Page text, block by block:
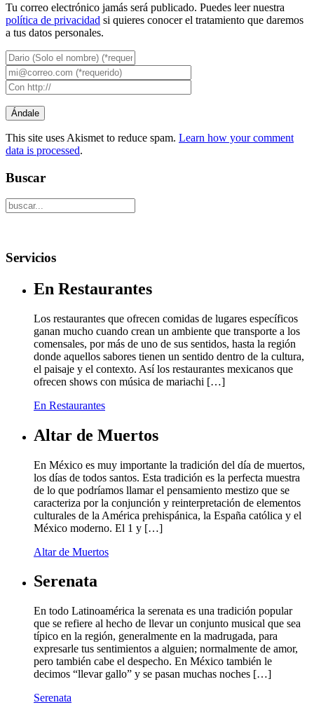
Tu correo electrónico jamás será publicado. Puedes leer nuestra
política de privacidad si quieres conocer el tratamiento que daremos
a tus datos personales.
This site uses Akismet to reduce spam. Learn how your comment
data is processed.
Buscar
Servicios
En Restaurantes
Los restaurantes que ofrecen comidas de lugares específicos
ganan mucho cuando crean un ambiente que transporte a los
comensales, por más de uno de sus sentidos, hasta la región
donde aquellos sabores tienen un sentido dentro de la cultura,
el paisaje y el contexto. Así los restaurantes mexicanos que
ofrecen shows con música de mariachi […]
En Restaurantes
Altar de Muertos
En México es muy importante la tradición del día de muertos,
los días de todos santos. Esta tradición es la perfecta muestra
de lo que podríamos llamar el pensamiento mestizo que se
caracteriza por la conjunción y reinterpretación de elementos
culturales de la América prehispánica, la España católica y el
México moderno. El 1 y […]
Altar de Muertos
Serenata
En todo Latinoamérica la serenata es una tradición popular
que se refiere al hecho de llevar un conjunto musical que sea
típico en la región, generalmente en la madrugada, para
expresarle tus sentimientos a alguien; normalmente de amor,
pero también cabe el despecho. En México también le
decimos “llevar gallo” y se pasan muchas noches […]
Serenata